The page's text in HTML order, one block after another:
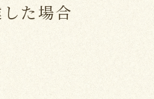
た場合